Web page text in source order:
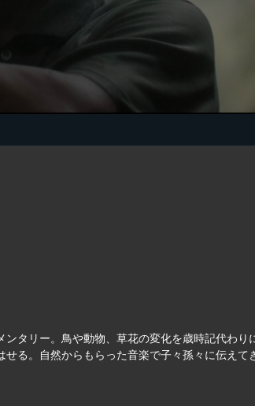
タリー。鳥や動物、草花の変化を歳時記代わ
る。自然からもらった音楽で子々孫々に伝え